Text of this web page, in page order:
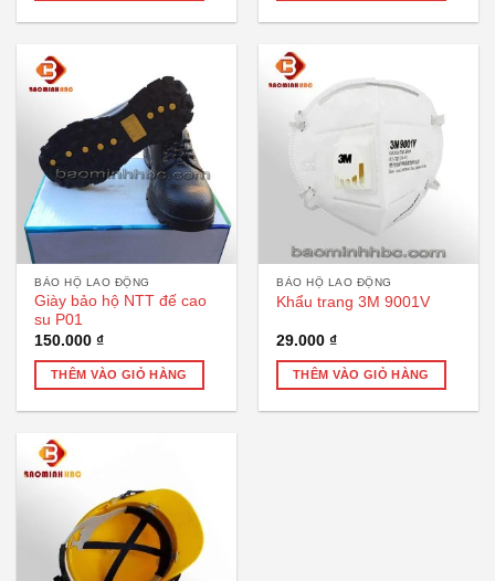
BẢO HỘ LAO ĐỘNG
Giày bảo hộ NTT đế cao
su P01
150.000₫
THÊM VÀO GIỎ HÀNG
BẢO HỘ LAO ĐỘNG
Khẩu trang 3M 9001V
29.000₫
THÊM VÀO GIỎ HÀNG